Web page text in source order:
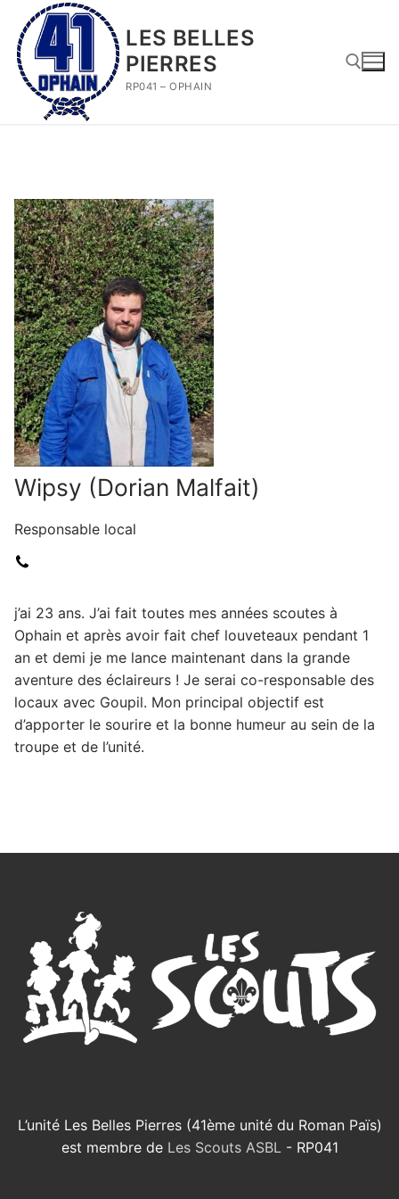
contenu
LES BELLES
PIERRES
RP041 – OPHAIN
Wipsy (Dorian Malfait)
Responsable local
j’ai 23 ans. J’ai fait toutes mes années scoutes à
Ophain et après avoir fait chef louveteaux pendant 1
an et demi je me lance maintenant dans la grande
aventure des éclaireurs ! Je serai co-responsable des
locaux avec Goupil. Mon principal objectif est
d’apporter le sourire et la bonne humeur au sein de la
troupe et de l’unité.
L’unité Les Belles Pierres (41ème unité du Roman Païs)
est membre de Les Scouts ASBL- RP041